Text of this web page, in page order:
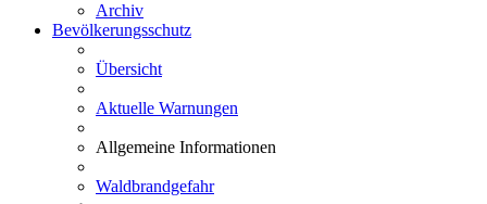
Archiv
Bevölkerungsschutz
Übersicht
Aktuelle Warnungen
Allgemeine Informationen
Waldbrandgefahr